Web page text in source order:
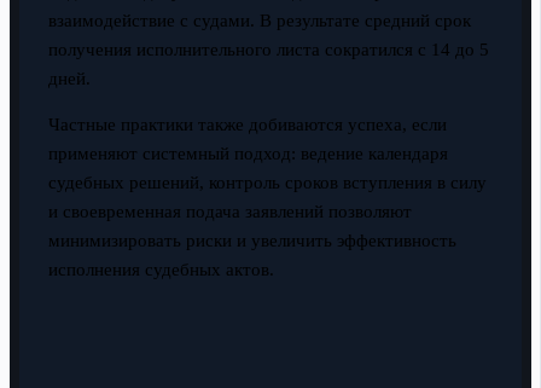
взаимодействие с судами. В результате средний срок
получения исполнительного листа сократился с 14 до 5
дней.
Частные практики также добиваются успеха, если
применяют системный подход: ведение календаря
судебных решений, контроль сроков вступления в силу
и своевременная подача заявлений позволяют
минимизировать риски и увеличить эффективность
исполнения судебных актов.